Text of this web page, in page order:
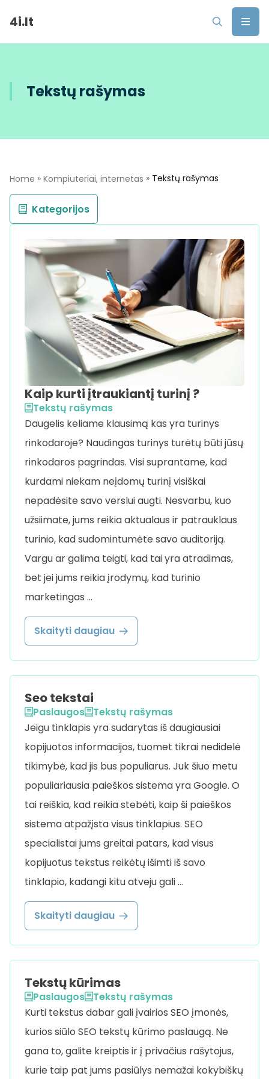
4i.lt
Tekstų rašymas
Home » Kompiuteriai, internetas » Tekstų rašymas
Kaip kurti įtraukiantį turinį ?
Tekstų rašymas
Daugelis keliame klausimą kas yra turinys
rinkodaroje? Naudingas turinys turėtų būti jūsų
rinkodaros pagrindas. Visi suprantame, kad
kurdami niekam neįdomų turinį visiškai
nepadėsite savo verslui augti. Nesvarbu, kuo
užsiimate, jums reikia aktualaus ir patrauklaus
turinio, kad sudomintumėte savo auditoriją.
Vargu ar galima teigti, kad tai yra atradimas,
bet jei jums reikia įrodymų, kad turinio
marketingas …
Skaityti daugiau
Seo tekstai
Paslaugos
Tekstų rašymas
Jeigu tinklapis yra sudarytas iš daugiausiai
kopijuotos informacijos, tuomet tikrai nedidelė
tikimybė, kad jis bus populiarus. Juk šiuo metu
populiariausia paieškos sistema yra Google. O
tai reiškia, kad reikia stebėti, kaip ši paieškos
sistema atpažįsta visus tinklapius. SEO
specialistai jums greitai patars, kad visus
kopijuotus tekstus reikėtų išimti iš savo
tinklapio, kadangi kitu atveju gali …
Skaityti daugiau
Tekstų kūrimas
Paslaugos
Tekstų rašymas
Kurti tekstus dabar gali įvairios SEO įmonės,
kurios siūlo SEO tekstų kūrimo paslaugą. Ne
gana to, galite kreiptis ir į privačius rašytojus,
kurie taip pat jums pasiūlys nemažai kokybiškų
Kategorijos